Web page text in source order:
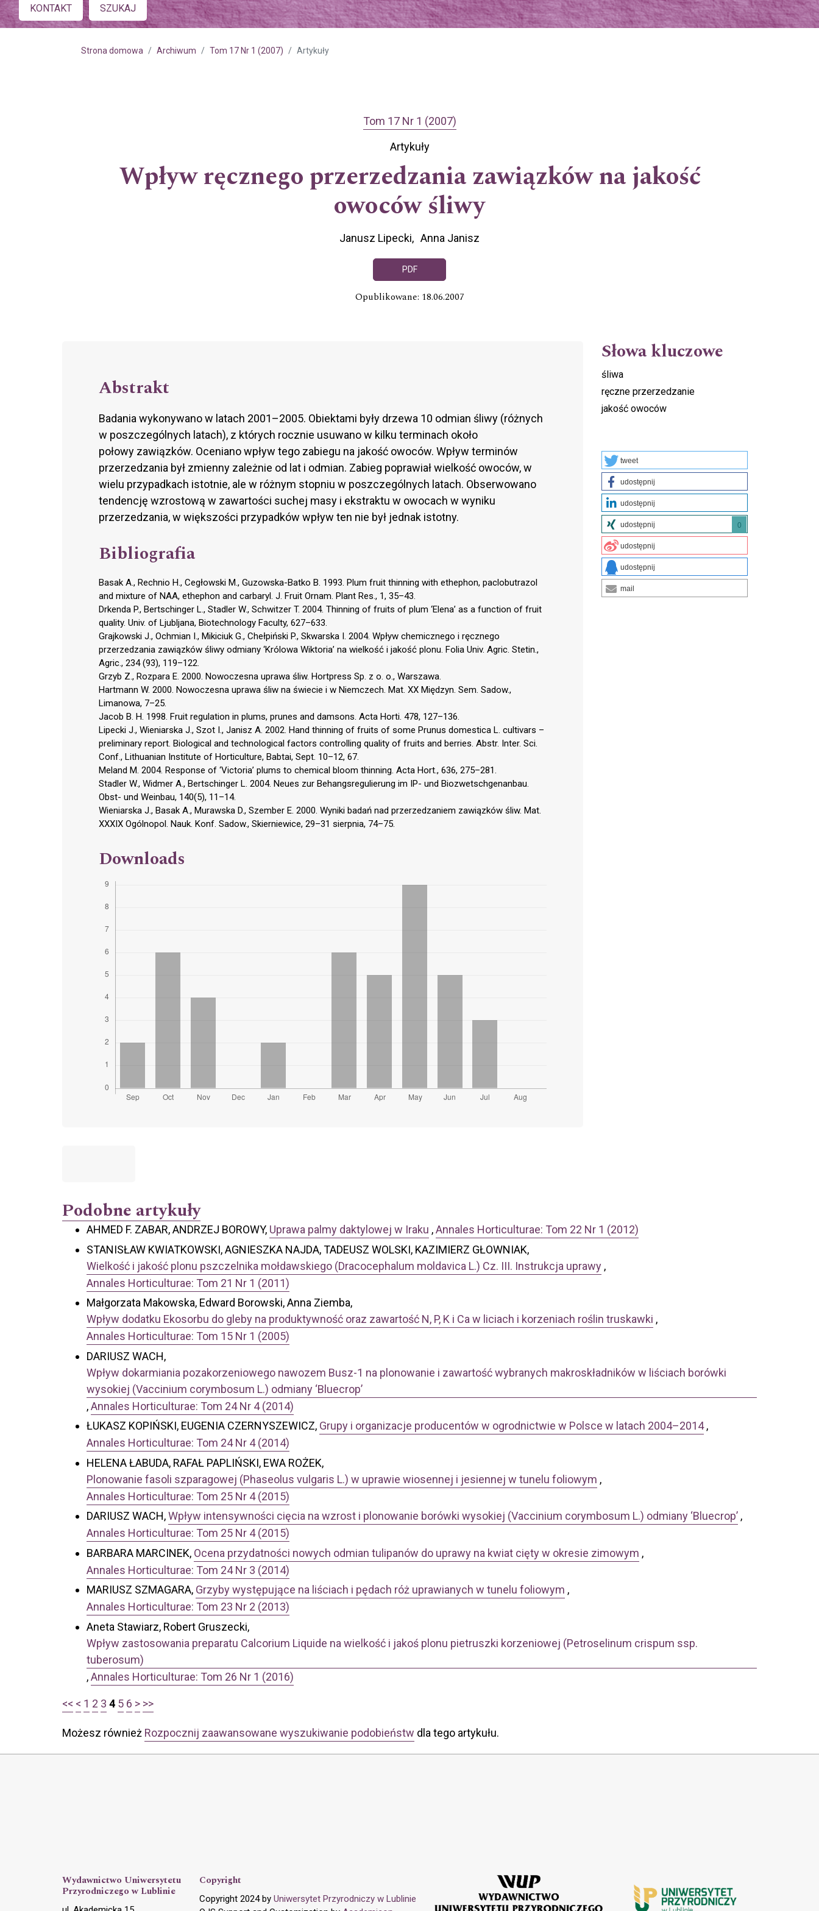
Main menu
KONTAKT SZUKAJ
Strona domowa Archiwum Tom 17 Nr 1 (2007) Artykuły
Tom 17 Nr 1 (2007)
Artykuły
Wpływ ręcznego przerzedzania zawiązków na jakość
owoców śliwy
Janusz Lipecki Anna Janisz
PDF
Opublikowane: 18.06.2007
Abstrakt
Badania wykonywano w latach 2001–2005. Obiektami były drzewa 10 odmian śliwy (różnych
w poszczególnych latach), z których rocznie usuwano w kilku terminach około
połowy zawiązków. Oceniano wpływ tego zabiegu na jakość owoców. Wpływ terminów
przerzedzania był zmienny zależnie od lat i odmian. Zabieg poprawiał wielkość owoców, w
wielu przypadkach istotnie, ale w różnym stopniu w poszczególnych latach. Obserwowano
tendencję wzrostową w zawartości suchej masy i ekstraktu w owocach w wyniku
przerzedzania, w większości przypadków wpływ ten nie był jednak istotny.
Bibliografia
Basak A., Rechnio H., Cegłowski M., Guzowska-Batko B. 1993. Plum fruit thinning with ethephon, paclobutrazol
and mixture of NAA, ethephon and carbaryl. J. Fruit Ornam. Plant Res., 1, 35–43.
Drkenda P., Bertschinger L., Stadler W., Schwitzer T. 2004. Thinning of fruits of plum ‘Elena’ as a function of fruit
quality. Univ. of Ljubljana, Biotechnology Faculty, 627–633.
Grajkowski J., Ochmian I., Mikiciuk G., Chełpiński P., Skwarska I. 2004. Wpływ chemicznego i ręcznego
przerzedzania zawiązków śliwy odmiany ‘Królowa Wiktoria’ na wielkość i jakość plonu. Folia Univ. Agric. Stetin.,
Agric., 234 (93), 119–122.
Grzyb Z., Rozpara E. 2000. Nowoczesna uprawa śliw. Hortpress Sp. z o. o., Warszawa.
Hartmann W. 2000. Nowoczesna uprawa śliw na świecie i w Niemczech. Mat. XX Międzyn. Sem. Sadow.,
Limanowa, 7–25.
Jacob B. H. 1998. Fruit regulation in plums, prunes and damsons. Acta Horti. 478, 127–136.
Lipecki J., Wieniarska J., Szot I., Janisz A. 2002. Hand thinning of fruits of some Prunus domestica L. cultivars –
preliminary report. Biological and technological factors controlling quality of fruits and berries. Abstr. Inter. Sci.
Conf., Lithuanian Institute of Horticulture, Babtai, Sept. 10–12, 67.
Meland M. 2004. Response of ‘Victoria’ plums to chemical bloom thinning. Acta Hort., 636, 275–281.
Stadler W., Widmer A., Bertschinger L. 2004. Neues zur Behangsregulierung im IP- und Biozwetschgenanbau.
Obst- und Weinbau, 140(5), 11–14.
Wieniarska J., Basak A., Murawska D., Szember E. 2000. Wyniki badań nad przerzedzaniem zawiązków śliw. Mat.
XXXIX Ogólnopol. Nauk. Konf. Sadow., Skierniewice, 29–31 sierpnia, 74–75.
Downloads
Słowa kluczowe
śliwa
ręczne przerzedzanie
jakość owoców
tweet
udostępnij
udostępnij
udostępnij 0
udostępnij
udostępnij
mail
Podobne artykuły
AHMED F. ZABAR, ANDRZEJ BOROWY, Uprawa palmy daktylowej w Iraku ,Annales Horticulturae: Tom 22 Nr 1 (2012)
STANISŁAW KWIATKOWSKI, AGNIESZKA NAJDA, TADEUSZ WOLSKI, KAZIMIERZ GŁOWNIAK,
Wielkość i jakość plonu pszczelnika mołdawskiego (Dracocephalum moldavica L.) Cz. III. Instrukcja uprawy ,
Annales Horticulturae: Tom 21 Nr 1 (2011)
Małgorzata Makowska, Edward Borowski, Anna Ziemba,
Wpływ dodatku Ekosorbu do gleby na produktywność oraz zawartość N, P, K i Ca w liciach i korzeniach roślin truskawki ,
Annales Horticulturae: Tom 15 Nr 1 (2005)
DARIUSZ WACH,
Wpływ dokarmiania pozakorzeniowego nawozem Busz-1 na plonowanie i zawartość wybranych makroskładników w liściach borówki
wysokiej (Vaccinium corymbosum L.) odmiany ‘Bluecrop’
,Annales Horticulturae: Tom 24 Nr 4 (2014)
ŁUKASZ KOPIŃSKI, EUGENIA CZERNYSZEWICZ, Grupy i organizacje producentów w ogrodnictwie w Polsce w latach 2004–2014,
Annales Horticulturae: Tom 24 Nr 4 (2014)
HELENA ŁABUDA, RAFAŁ PAPLIŃSKI, EWA ROŻEK,
Plonowanie fasoli szparagowej (Phaseolus vulgaris L.) w uprawie wiosennej i jesiennej w tunelu foliowym ,
Annales Horticulturae: Tom 25 Nr 4 (2015)
DARIUSZ WACH,Wpływ intensywności cięcia na wzrost i plonowanie borówki wysokiej (Vaccinium corymbosum L.) odmiany ‘Bluecrop’ ,
Annales Horticulturae: Tom 25 Nr 4 (2015)
BARBARA MARCINEK, Ocena przydatności nowych odmian tulipanów do uprawy na kwiat cięty w okresie zimowym ,
Annales Horticulturae: Tom 24 Nr 3 (2014)
MARIUSZ SZMAGARA, Grzyby występujące na liściach i pędach róż uprawianych w tunelu foliowym ,
Annales Horticulturae: Tom 23 Nr 2 (2013)
Aneta Stawiarz, Robert Gruszecki,
Wpływ zastosowania preparatu Calcorium Liquide na wielkość i jakoś plonu pietruszki korzeniowej (Petroselinum crispum ssp.
tuberosum)
,Annales Horticulturae: Tom 26 Nr 1 (2016)
<< < 1 2 3 4 5 6 > >>
Możesz również Rozpocznij zaawansowane wyszukiwanie podobieństw dla tego artykułu.
Wydawnictwo Uniwersytetu
Przyrodniczego w Lublinie
Copyright
Copyright 2024 by Uniwersytet Przyrodniczy w Lublinie